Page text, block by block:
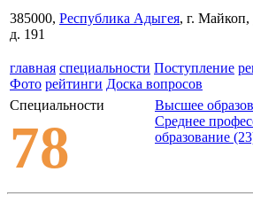
385000, Республика Адыгея, г. Майкоп,
д. 191
главная специальности Поступление
Фото рейтинги Доска вопросов
Специальности
78
Высшее
Среднее
образование